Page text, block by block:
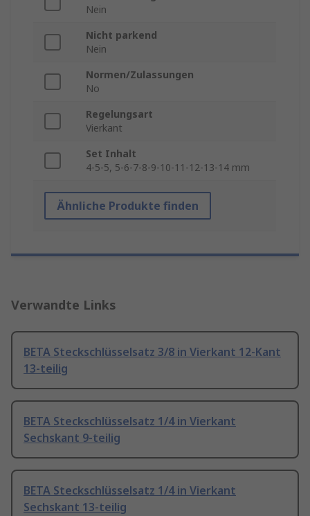
Nein
Nicht parkend
Nein
Normen/Zulassungen
No
Regelungsart
Vierkant
Set Inhalt
4-5-5, 5-6-7-8-9-10-11-12-13-14 mm
Ähnliche Produkte finden
Verwandte Links
BETA Steckschlüsselsatz 3/8 in Vierkant 12-Kant
13-teilig
BETA Steckschlüsselsatz 1/4 in Vierkant
Sechskant 9-teilig
BETA Steckschlüsselsatz 1/4 in Vierkant
Sechskant 13-teilig